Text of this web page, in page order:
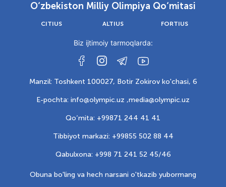
O‘zbekiston Milliy Olimpiya Qo‘mitasi
CITIUS ALTIUS FORTIUS
Biz ijtimoiy tarmoqlarda:
Manzil: Toshkent 100027, Botir Zokirov ko'chasi, 6
E-pochta: info@olympic.uz ,media@olympic.uz
Qo‘mita: +99871 244 41 41
Tibbiyot markazi: +99855 502 88 44
Qabulxona: +998 71 241 52 45/46
Obuna bo'ling va hech narsani o'tkazib yubormang